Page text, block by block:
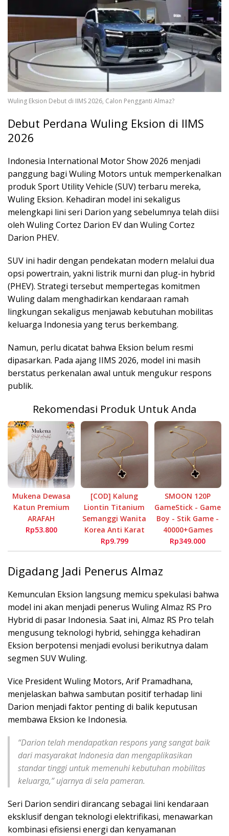
Wuling Eksion Debut di IIMS 2026, Calon Pengganti Almaz?
Debut Perdana Wuling Eksion di IIMS
2026
Indonesia International Motor Show 2026 menjadi
panggung bagi Wuling Motors untuk memperkenalkan
produk Sport Utility Vehicle (SUV) terbaru mereka,
Wuling Eksion. Kehadiran model ini sekaligus
melengkapi lini seri Darion yang sebelumnya telah diisi
oleh Wuling Cortez Darion EVdan Wuling Cortez
Darion PHEV.
SUV ini hadir dengan pendekatan modern melalui dua
opsi powertrain, yakni listrik murni dan plug-in hybrid
(PHEV). Strategi tersebut mempertegas komitmen
Wuling dalam menghadirkan kendaraan ramah
lingkungan sekaligus menjawab kebutuhan mobilitas
keluarga Indonesia yang terus berkembang.
Namun, perlu dicatat bahwa Eksion belum resmi
dipasarkan. Pada ajang IIMS 2026, model ini masih
berstatus perkenalan awal untuk mengukur respons
publik.
Rekomendasi Produk Untuk Anda
Mukena Dewasa
Katun Premium
ARAFAH
Rp53.800
[COD] Kalung
Liontin Titanium
Semanggi Wanita
Korea Anti Karat
Rp9.799
SMOON 120P
GameStick - Game
Boy - Stik Game -
40000+Games
Rp349.000
Digadang Jadi Penerus Almaz
Kemunculan Eksion langsung memicu spekulasi bahwa
model ini akan menjadi penerus Wuling Almaz RS Pro
Hybrid di pasar Indonesia. Saat ini, Almaz RS Pro telah
mengusung teknologi hybrid, sehingga kehadiran
Eksion berpotensi menjadi evolusi berikutnya dalam
segmen SUV Wuling.
Vice President Wuling Motors, Arif Pramadhana,
menjelaskan bahwa sambutan positif terhadap lini
Darion menjadi faktor penting di balik keputusan
membawa Eksion ke Indonesia.
“Darion telah mendapatkan respons yang sangat baik
dari masyarakat Indonesia dan mengaplikasikan
standar tinggi untuk memenuhi kebutuhan mobilitas
keluarga,” ujarnya di sela pameran.
Seri Darion sendiri dirancang sebagai lini kendaraan
eksklusif dengan teknologi elektrifikasi, menawarkan
kombinasi efisiensi energi dan kenyamanan